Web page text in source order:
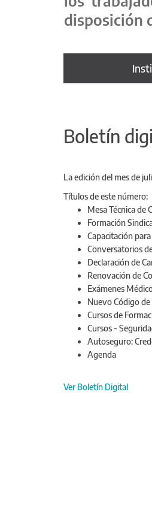
disposición
Boletín
La edición del mes de
Títulos de este número:
Mesa Técnica de
Formación
Capacitación
Conversatorios
Declaración de
Renovación de
Exámenes
Nuevo Código
Cursos de
Cursos -
Autoseguro:
Agenda
Ver Boletín Digital